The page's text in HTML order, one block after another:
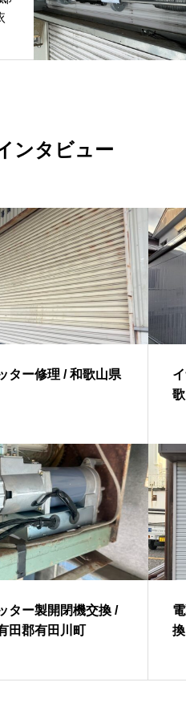
ンタビュー
ター修理 / 和歌山県
ター製開閉機交換 /
田郡有田川町